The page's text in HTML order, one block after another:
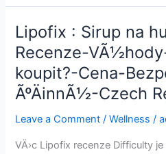
Seguro
y
eficaz-
Beneficios-
Â¿CÃ³mo
utilizar?
Precio-
CÃ¡psula
Lipofix : Sirup na
Recenze-
koupit?-Cena-
ÃºÄinnÃ½-Czech
Leave a Comment /Wellness /
VÄ›c Lipofix recenze Difficulty je